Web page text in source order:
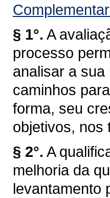
§ 1°. A
processo
analisar a
caminhos
forma, seu
objetivos, nos
§ 2°. A
melhoria da
levantamento